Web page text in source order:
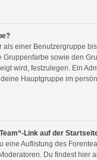
als einer Benutzergruppe
Gruppenfarbe sowie den
wird, festzulegen. Ein
Hauptgruppe im
Link auf der
eine Auflistung des
Du findest hier